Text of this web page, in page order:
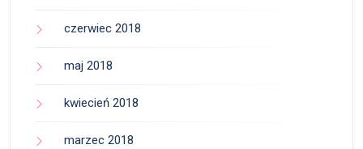
czerwiec 2018
maj 2018
kwiecień 2018
marzec 2018